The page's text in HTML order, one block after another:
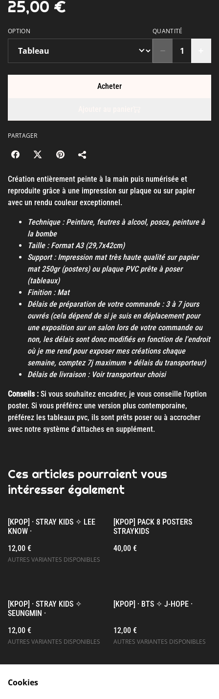
25,00 €
OPTION QUANTITÉ
Acheter
PARTAGER
Création entièrement peinte à la main puis numérisée et
reproduite grâce à une impression sur plaque ou sur papier
avec un rendu couleur exceptionnel.
Technique : Peinture, feutres à alcool, posca, peinture à
la bombe
Taille : Format A3 (29,7x42cm)
Support : Impression mat très haute qualité sur papier
mat 250gr (posters) ou plaque PVC prête à poser
(tableaux)
Finition : Mat
Délais de préparation de votre commande : 3 à 7 jours
ouvrés (cela dépend de si je suis en déplacement pour
une exposition sur un salon lors de votre commande ou
non, les délais sont donc modifiés en fonction de l'endroit
où je me rend pour exposer mes créations chaque
semaine, comptez 7j maximum + délais du transporteur)
Délais de livraison : Voir transporteur choisi
Conseils : Si vous souhaitez encadrer, je vous conseille l'option
poster. Si vous préférez une version plus contemporaine,
préférez les tableaux pvc, ils sont prêts poser ou à accrocher
avec notre système d'attaches en supplément.
Ces articles pourraient vous
intéresser également
[KPOP] · STRAY KIDS ✧ LEE
KNOW ·
12,00 €
AUTRES VARIANTES DISPONIBLES
[KPOP] PACK 8 POSTERS
STRAYKIDS
40,00 €
[KPOP] · STRAY KIDS ✧
SEUNGMIN ·
12,00 €
AUTRES VARIANTES DISPONIBLES
[KPOP] · BTS ✧ J-HOPE ·
12,00 €
AUTRES VARIANTES DISPONIBLES
Cookies